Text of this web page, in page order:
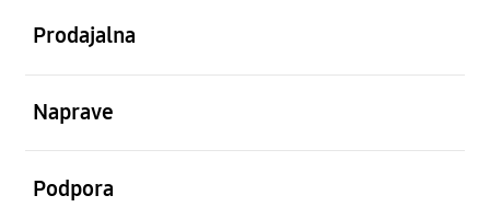
Prodajalna
Naprave
Podpora